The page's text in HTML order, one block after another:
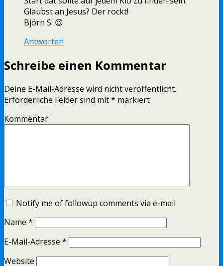
Glaubst an Jesus? Der rockt!
Björn S. 😉
Antworten
Schreibe einen Kommentar
Deine E-Mail-Adresse wird nicht veröffentlicht.
Erforderliche Felder sind mit* markiert
Kommentar
Notify me of followup comments via e-mail
Name *
E-Mail-Adresse *
Website